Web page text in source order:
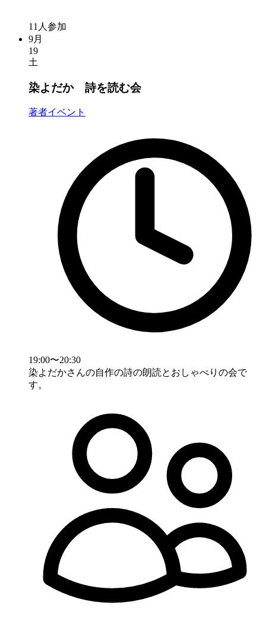
11人参加
9月
19
土
染よだか 詩を読む会
著者イベント
19:00〜20:30
染よだかさんの自作の詩の朗読とおしゃべりの会で
す。